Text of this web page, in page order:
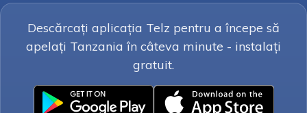
Descărcați aplicația Telz pentru a începe să
apelați Tanzania în câteva minute - instalați
gratuit.